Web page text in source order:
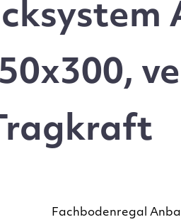
Fachbodenregal